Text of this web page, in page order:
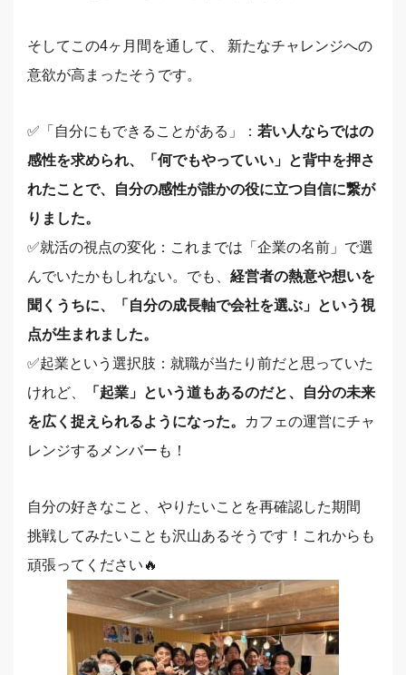
そしてこの4ヶ月間を通して、 新たなチャレンジへの
意欲が高まったそうです。
✅️「自分にもできることがある」： 若い人ならではの
感性を求められ、「何でもやっていい」と背中を押さ
れたことで、自分の感性が誰かの役に立つ自信に繋が
りました。
✅️就活の視点の変化：これまでは「企業の名前」で選
んでいたかもしれない。でも、 経営者の熱意や想いを
聞くうちに、「自分の成長軸で会社を選ぶ」という視
点が生まれました。
✅️起業という選択肢：就職が当たり前だと思っていた
けれど、
「起業」という道もあるのだと、自分の未来
を広く捉えられるようになった。
カフェの運営にチャ
レンジするメンバーも！
自分の好きなこと、やりたいことを再確認した期間
挑戦してみたいことも沢山あるそうです！これからも
頑張ってください🔥